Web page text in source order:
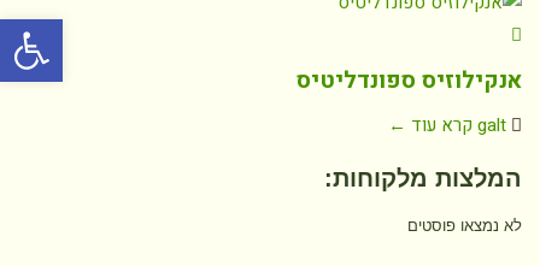
אנקילוזיס ספונדליטיס
galt קרא עוד ←
המלצות מלקוחות:
לא נמצאו פוסטים
פתח